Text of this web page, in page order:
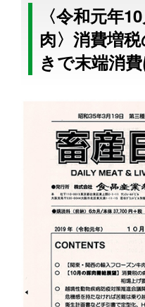
〈令和元年
肉〉消費増
きで末端消